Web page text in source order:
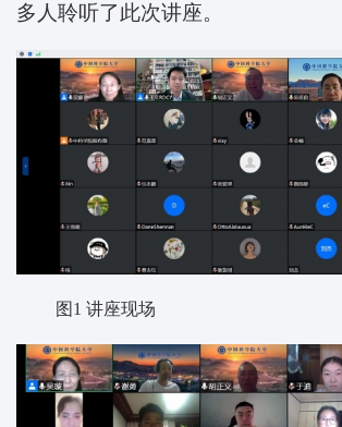
多人聆听了此次讲座。
图1 讲座现场